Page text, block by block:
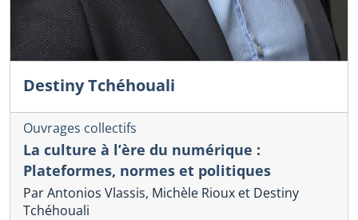
Destiny Tchéhouali
Ouvrages collectifs
La culture à l’ère du numérique :
Plateformes, normes et politiques
Par Antonios Vlassis, Michèle Rioux et Destiny
Tchéhouali